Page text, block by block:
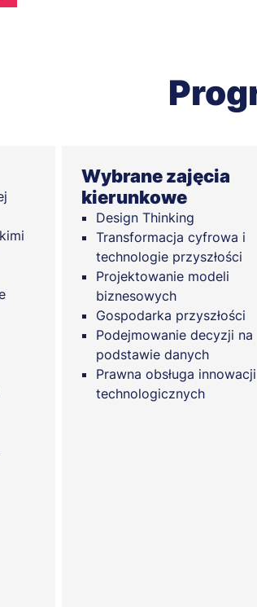
Wybrane zajęcia
kierunkowe
Design Thinking
Transformacja cyfrowa i
technologie przyszłości
Projektowanie modeli
biznesowych
Gospodarka przyszłości
Podejmowanie decyzji na
podstawie danych
Prawna obsługa innowacji
technologicznych